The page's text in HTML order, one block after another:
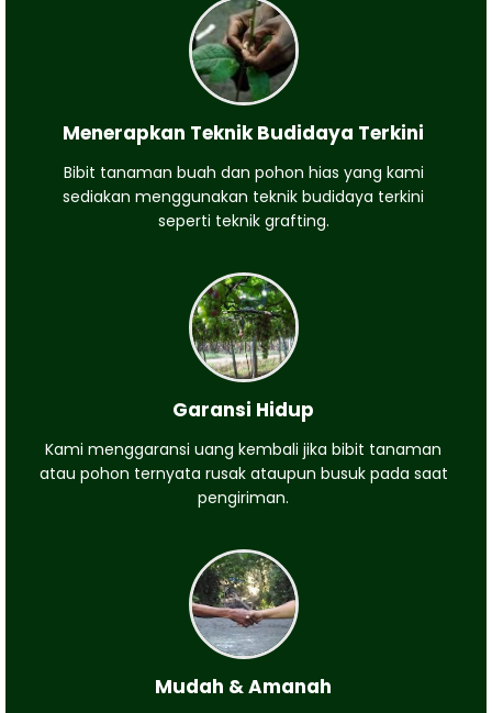
Menerapkan Teknik Budidaya Terkini
Bibit tanaman buah dan pohon hias yang kami
sediakan menggunakan teknik budidaya terkini
seperti teknik grafting.
Garansi Hidup
Kami menggaransi uang kembali jika bibit tanaman
atau pohon ternyata rusak ataupun busuk pada saat
pengiriman.
Mudah & Amanah